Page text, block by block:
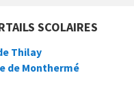
SCOLAIRES
Thilay
de Monthermé